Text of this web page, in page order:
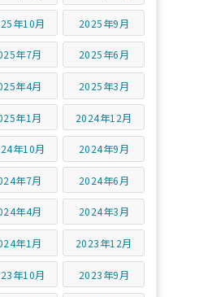
年10月 2025年9月
年7月 2025年6月
年4月 2025年3月
年1月 2024年12月
年10月 2024年9月
年7月 2024年6月
年4月 2024年3月
年1月 2023年12月
年10月 2023年9月